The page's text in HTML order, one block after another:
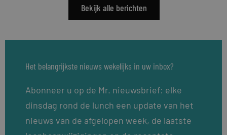
Bekijk alle berichten
Het belangrijkste nieuws wekelijks in uw inbox?
Abonneer u op de Mr. nieuwsbrief: elke
dinsdag rond de lunch een update van het
nieuws van de afgelopen week, de laatste